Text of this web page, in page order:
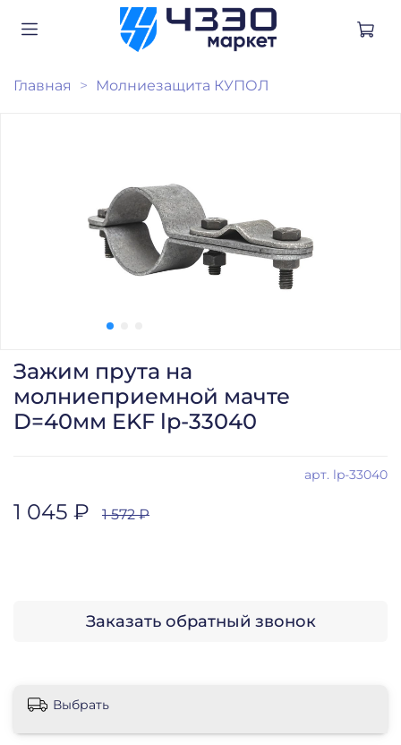
Главная Молниезащита КУПОЛ
арт. lp-33040
Зажим прута на
молниеприемной мачте
D=40мм EKF lp-33040
1 045 ₽ 1 572 ₽
Заказать обратный звонок
Выбрать